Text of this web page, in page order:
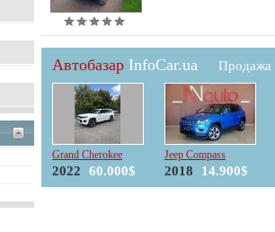
Автобазар InfoCar.ua Продажа
Grand Cherokee
2022 60.000$
Jeep Compass
2018 14.900$